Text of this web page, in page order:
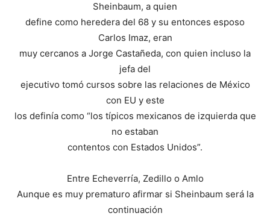
Sheinbaum, a quien
define como heredera del 68 y su entonces esposo
Carlos Imaz, eran
muy cercanos a Jorge Castañeda, con quien incluso la
jefa del
ejecutivo tomó cursos sobre las relaciones de México
con EU y este
los definía como “los típicos mexicanos de izquierda que
no estaban
contentos con Estados Unidos”.
Entre Echeverría, Zedillo o Amlo
Aunque es muy prematuro afirmar si Sheinbaum será la
continuación